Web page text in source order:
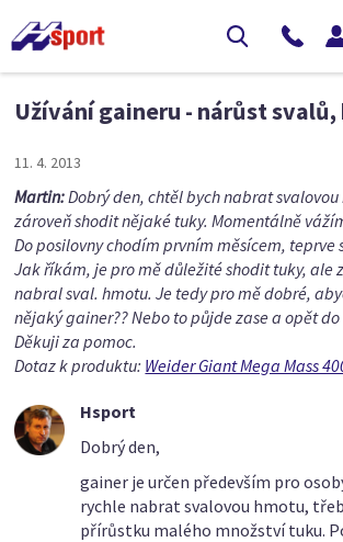
Užívání gaineru - nárůst
11. 4. 2013
Martin:Dobrý den, chtěl bych nabrat
zároveň shodit nějaké tuky. Momentálně
Do posilovny chodím prvním měsícem, teprve
Jak říkám, je pro mě důležité shodit tuky, ale
nabral sval. hmotu. Je tedy pro mě dobré,
nějaký gainer?? Nebo to půjde zase a opět
Děkuji za pomoc.
Dotaz k produktu: Weider Giant Mega Mass
Hsport
Dobrý den,
gainer je určen především pro
rychle nabrat svalovou hmotu,
přírůstku malého množství tuku.